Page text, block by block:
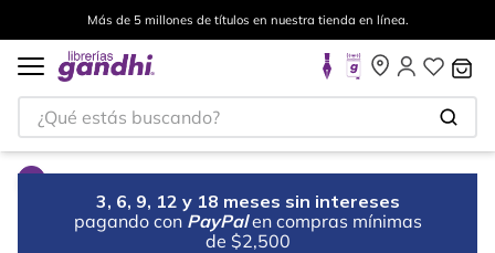
Más de 5 millones de títulos en nuestra tienda en línea.
¿Qué estás buscando?
3, 6, 9, 12 y 18 meses sin intereses
pagando con PayPal en compras mínimas
de $2,500